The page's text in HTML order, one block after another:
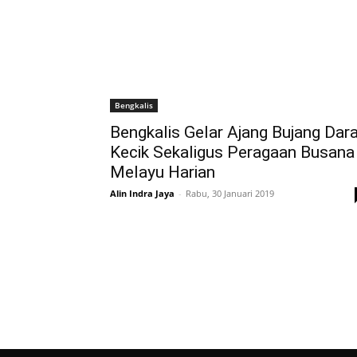
Bengkalis
Bengkalis Gelar Ajang Bujang
Kecik Sekaligus Peragaan Busana
Melayu Harian
Alin Indra Jaya - Rabu, 30 Januari 2019